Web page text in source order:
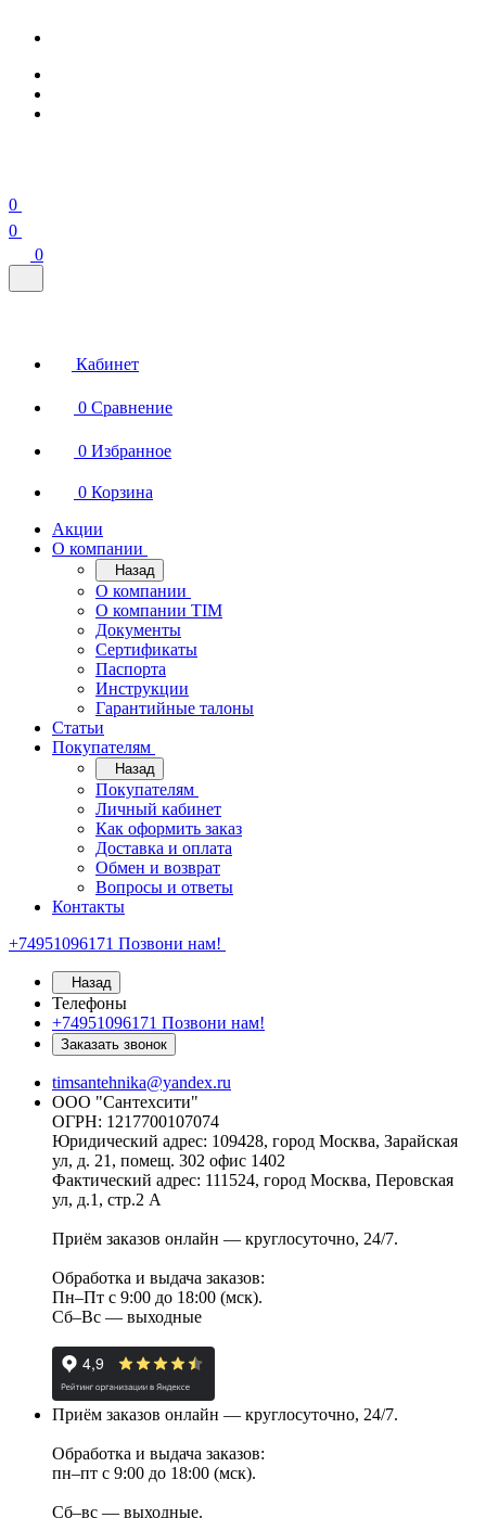
0
0
0
Кабинет
0 Сравнение
0 Избранное
0 Корзина
Акции
О компании
Назад
О компании
О компании TIM
Документы
Сертификаты
Паспорта
Инструкции
Гарантийные талоны
Статьи
Покупателям
Назад
Покупателям
Личный кабинет
Как оформить заказ
Доставка и оплата
Обмен и возврат
Вопросы и ответы
Контакты
+74951096171 Позвони нам!
Назад
Телефоны
+74951096171 Позвони нам!
Заказать звонок
timsantehnika@yandex.ru
ООО "Сантехсити"
ОГРН: 1217700107074
Юридический адрес: 109428, город Москва, Зарайская
ул, д. 21, помещ. 302 офис 1402
Фактический адрес: 111524, город Москва, Перовская
ул, д.1, стр.2 А
Приём заказов онлайн — круглосуточно, 24/7.
Обработка и выдача заказов:
Пн–Пт с 9:00 до 18:00 (мск).
Сб–Вс — выходные
Приём заказов онлайн — круглосуточно, 24/7.
Обработка и выдача заказов:
пн–пт с 9:00 до 18:00 (мск).
Сб–вс — выходные.